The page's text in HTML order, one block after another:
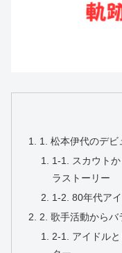
1. 松本伊代のデ
1-1. スカウト
ラストーリー
1-2. 80年代ア
2. 歌手活動から
2-1. アイドル